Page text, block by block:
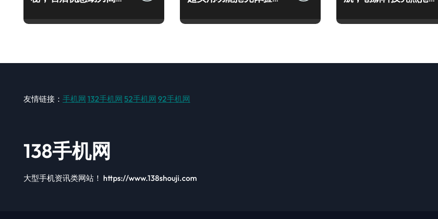
友情链接： 手机网 132手机网 52手机网 92手机网
138手机网
大型手机资讯类网站！ https://www.138shouji.com